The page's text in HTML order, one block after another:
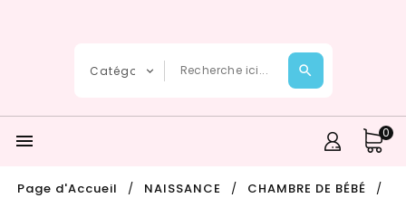
 0
Page d'Accueil NAISSANCE
CHAMBRE DE BÉBÉ